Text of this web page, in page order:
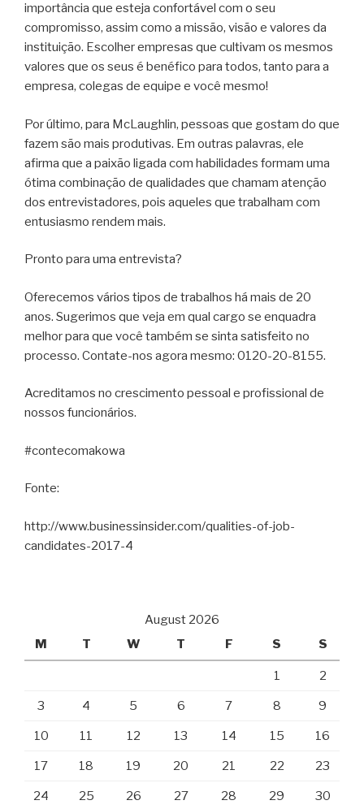
importância que esteja confortável com o seu
compromisso, assim como a missão, visão e valores da
instituição. Escolher empresas que cultivam os mesmos
valores que os seus é benéfico para todos, tanto para a
empresa, colegas de equipe e você mesmo!
Por último, para McLaughlin, pessoas que gostam do que
fazem são mais produtivas. Em outras palavras, ele
afirma que a paixão ligada com habilidades formam uma
ótima combinação de qualidades que chamam atenção
dos entrevistadores, pois aqueles que trabalham com
entusiasmo rendem mais.
Pronto para uma entrevista?
Oferecemos vários tipos de trabalhos há mais de 20
anos. Sugerimos que veja em qual cargo se enquadra
melhor para que você também se sinta satisfeito no
processo. Contate-nos agora mesmo: 0120-20-8155.
Acreditamos no crescimento pessoal e profissional de
nossos funcionários.
#contecomakowa
Fonte:
http://www.businessinsider.com/qualities-of-job-
candidates-2017-4
August 2026
M
T W T F S S
1 2
3 4 5 6 7 8 9
10 11 12 13 14 15 16
17 18 19 20 21 22 23
24 25 26 27 28 29 30